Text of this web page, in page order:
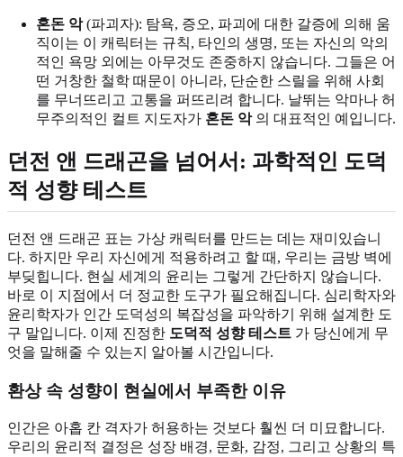
혼돈 악(파괴자): 탐욕, 증오, 파괴에 대한 갈증에 의해 움
직이는 이 캐릭터는 규칙, 타인의 생명, 또는 자신의 악의
적인 욕망 외에는 아무것도 존중하지 않습니다. 그들은 어
떤 거창한 철학 때문이 아니라, 단순한 스릴을 위해 사회
를 무너뜨리고 고통을 퍼뜨리려 합니다. 날뛰는 악마나 허
무주의적인 컬트 지도자가 혼돈 악의 대표적인 예입니다.
던전 앤 드래곤을 넘어서: 과학적인 도덕
적 성향 테스트
던전 앤 드래곤 표는 가상 캐릭터를 만드는 데는 재미있습니
다. 하지만 우리 자신에게 적용하려고 할 때, 우리는 금방 벽에
부딪힙니다. 현실 세계의 윤리는 그렇게 간단하지 않습니다.
바로 이 지점에서 더 정교한 도구가 필요해집니다. 심리학자와
윤리학자가 인간 도덕성의 복잡성을 파악하기 위해 설계한 도
구 말입니다. 이제 진정한 도덕적 성향 테스트 가 당신에게 무
엇을 말해줄 수 있는지 알아볼 시간입니다.
환상 속 성향이 현실에서 부족한 이유
인간은 아홉 칸 격자가 허용하는 것보다 훨씬 더 미묘합니다.
우리의 윤리적 결정은 성장 배경, 문화, 감정, 그리고 상황의 특